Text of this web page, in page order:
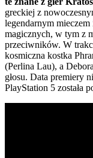
greckiej z
legendarnym
magicznych, w tym z
przeciwników. W
kosmiczna kostka
(Perlina Lau), a
głosu. Data premiery
PlayStation 5 została